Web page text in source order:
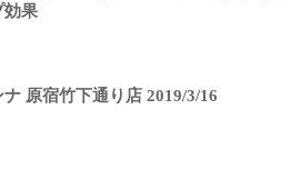
効果
原宿竹下通り店 2019/3/16